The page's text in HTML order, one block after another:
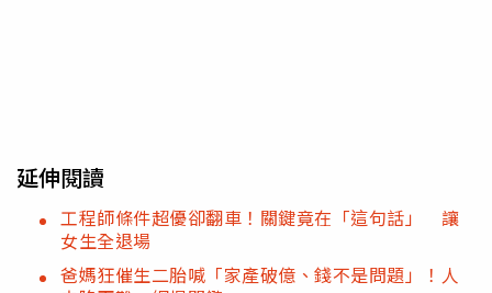
延伸閱讀
工程師條件超優卻翻車！關鍵竟在「這句話」 讓
女生全退場
爸媽狂催生二胎喊「家產破億、錢不是問題」！人